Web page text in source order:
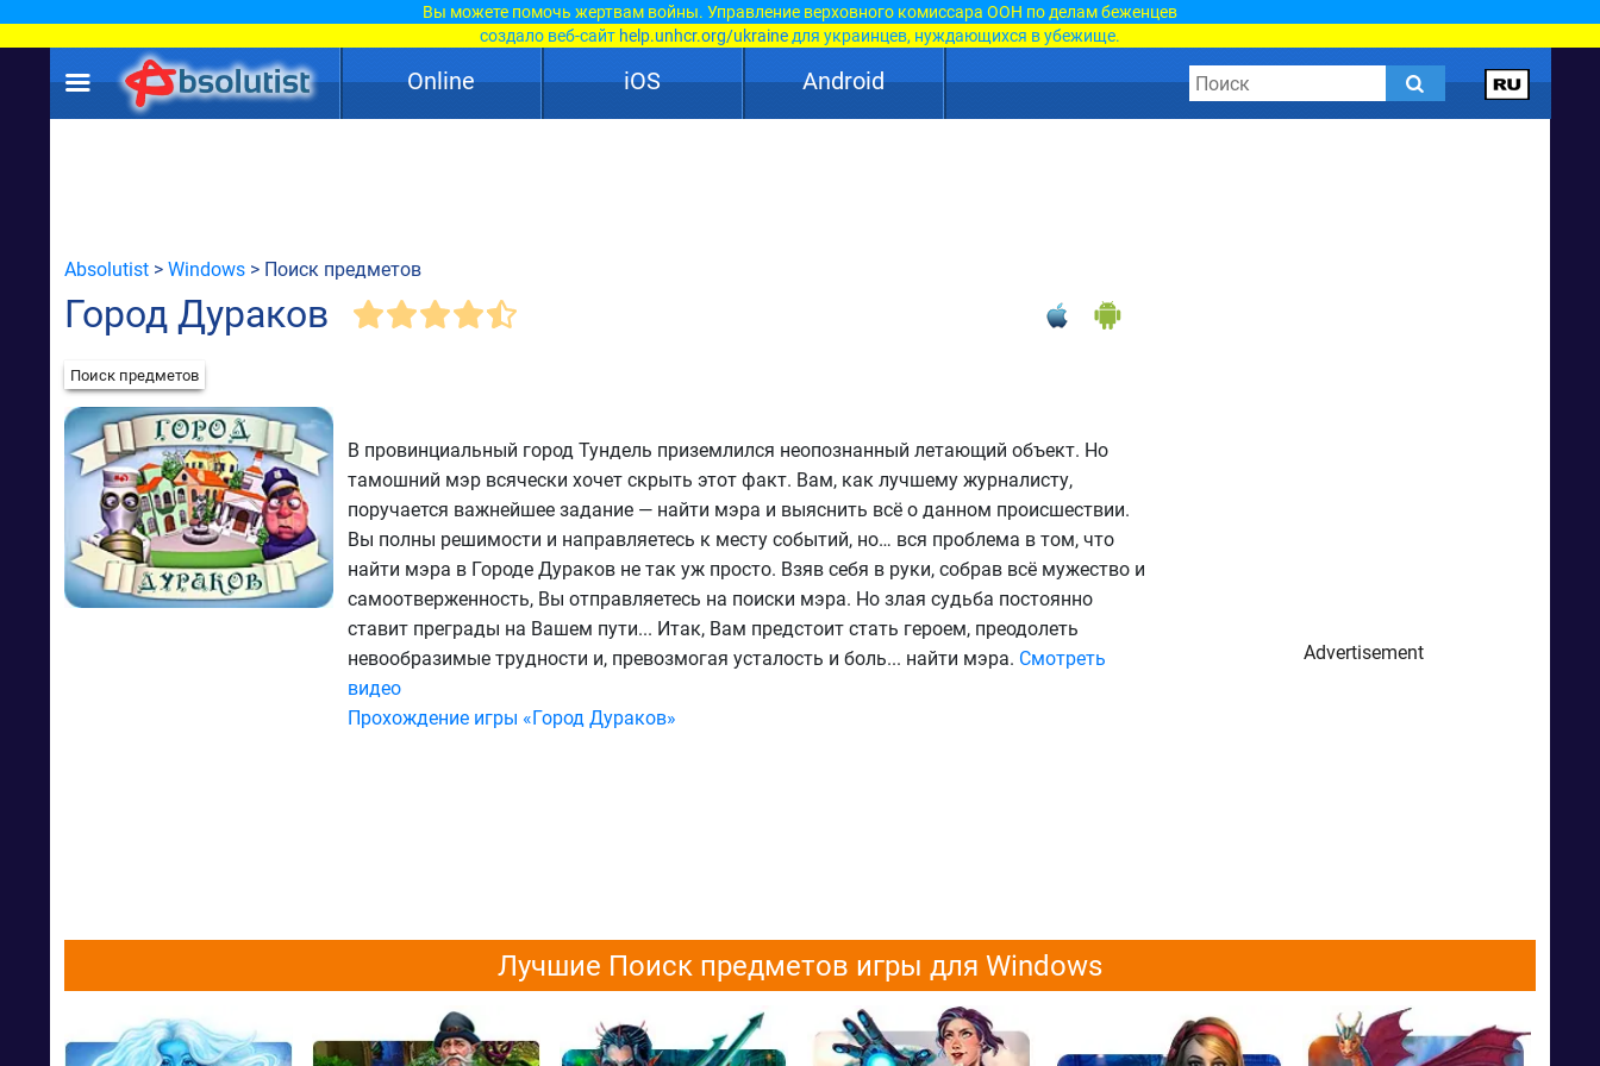
Вы можете помочь жертвам войны. Управление верховного комиссара ООН по делам беженцев
создало веб-сайт help.unhcr.org/ukraine для украинцев, нуждающихся в убежище.
Online iOS Android
Absolutist > Windows > Поиск предметов
Город Дураков
Поиск предметов
В провинциальный город Тундель приземлился неопознанный летающий объект. Но
тамошний мэр всячески хочет скрыть этот факт. Вам, как лучшему журналисту,
поручается важнейшее задание — найти мэра и выяснить всё о данном происшествии.
Вы полны решимости и направляетесь к месту событий, но… вся проблема в том, что
найти мэра в Городе Дураков не так уж просто. Взяв себя в руки, собрав всё мужество и
самоотверженность, Вы отправляетесь на поиски мэра. Но злая судьба постоянно
ставит преграды на Вашем пути... Итак, Вам предстоит стать героем, преодолеть
невообразимые трудности и, превозмогая усталость и боль... найти мэра. Смотреть
видео
Прохождение игры «Город Дураков»
Advertisement
Лучшие Поиск предметов игры для Windows